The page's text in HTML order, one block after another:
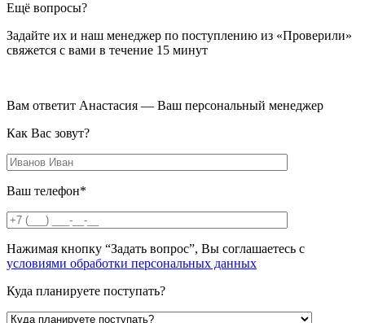
Ещё вопросы?
Задайте их и наш менеджер по поступлению из «Проверили»
свяжется с вами в течение 15 минут
Вам ответит Анастасия — Ваш персональный менеджер
Как Вас зовут?
Ваш телефон*
Нажимая кнопку “Задать вопрос”, Вы соглашаетесь с
условиями обработки персональных данных
Куда планируете поступать?